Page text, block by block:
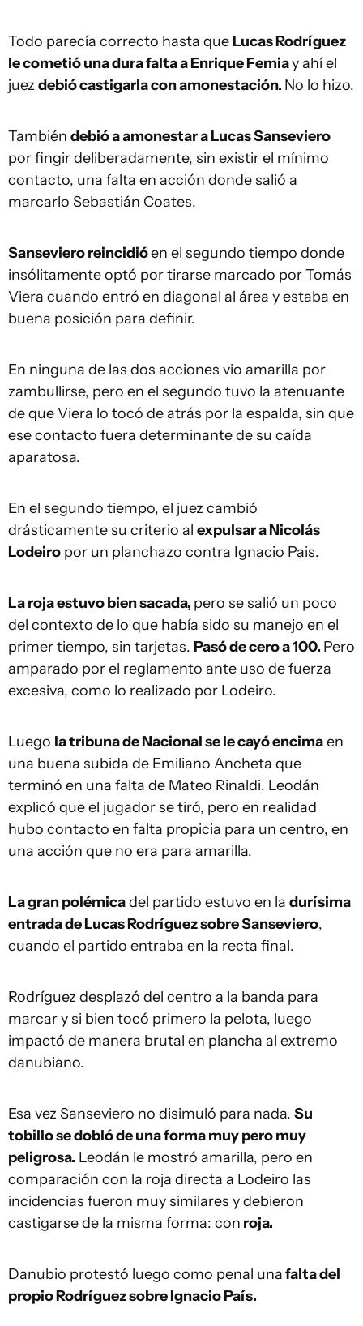
Todo parecía correcto hasta que Lucas Rodríguez
le cometió una dura falta a Enrique Femiay ahí el
juez debió castigarla con amonestación. No lo hizo.
También debió a amonestar a Lucas Sanseviero
por fingir deliberadamente, sin existir el mínimo
contacto, una falta en acción donde salió a
marcarlo Sebastián Coates.
Sanseviero reincidióen el segundo tiempo donde
insólitamente optó por tirarse marcado por Tomás
Viera cuando entró en diagonal al área y estaba en
buena posición para definir.
En ninguna de las dos acciones vio amarilla por
zambullirse, pero en el segundo tuvo la atenuante
de que Viera lo tocó de atrás por la espalda, sin que
ese contacto fuera determinante de su caída
aparatosa.
En el segundo tiempo, el juez cambió
drásticamente su criterio al expulsar a Nicolás
Lodeiro por un planchazo contra Ignacio Pais.
La roja estuvo bien sacada, pero se salió un poco
del contexto de lo que había sido su manejo en el
primer tiempo, sin tarjetas. Pasó de cero a 100. Pero
amparado por el reglamento ante uso de fuerza
excesiva, como lo realizado por Lodeiro.
Luego la tribuna de Nacional se le cayó encimaen
una buena subida de Emiliano Ancheta que
terminó en una falta de Mateo Rinaldi. Leodán
explicó que el jugador se tiró, pero en realidad
hubo contacto en falta propicia para un centro, en
una acción que no era para amarilla.
La gran polémicadel partido estuvo en la durísima
entrada de Lucas Rodríguez sobre Sanseviero,
cuando el partido entraba en la recta final.
Rodríguez desplazó del centro a la banda para
marcar y si bien tocó primero la pelota, luego
impactó de manera brutal en plancha al extremo
danubiano.
Esa vez Sanseviero no disimuló para nada. Su
tobillo se dobló de una forma muy pero muy
peligrosa. Leodán le mostró amarilla, pero en
comparación con la roja directa a Lodeiro las
incidencias fueron muy similares y debieron
castigarse de la misma forma: con roja.
Danubio protestó luego como penal unafalta del
propio Rodríguez sobre Ignacio País.